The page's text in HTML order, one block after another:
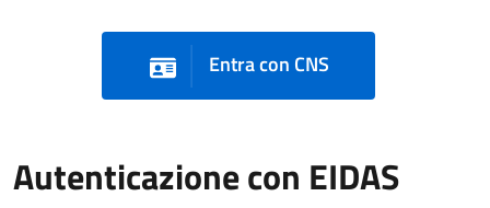
Entra con CNS
Autenticazione con EIDAS